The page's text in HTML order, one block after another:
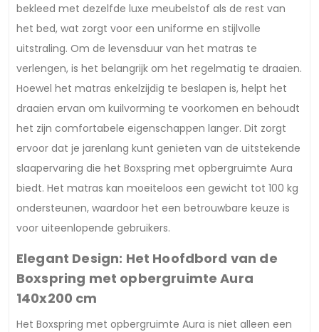
bekleed met dezelfde luxe meubelstof als de rest van
het bed, wat zorgt voor een uniforme en stijlvolle
uitstraling. Om de levensduur van het matras te
verlengen, is het belangrijk om het regelmatig te draaien.
Hoewel het matras enkelzijdig te beslapen is, helpt het
draaien ervan om kuilvorming te voorkomen en behoudt
het zijn comfortabele eigenschappen langer. Dit zorgt
ervoor dat je jarenlang kunt genieten van de uitstekende
slaapervaring die het Boxspring met opbergruimte Aura
biedt. Het matras kan moeiteloos een gewicht tot 100 kg
ondersteunen, waardoor het een betrouwbare keuze is
voor uiteenlopende gebruikers.
Elegant Design: Het Hoofdbord van de
Boxspring met opbergruimte Aura
140x200 cm
Het Boxspring met opbergruimte Aura is niet alleen een